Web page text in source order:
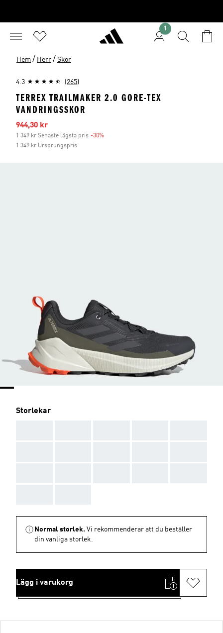
1
Hem / Herr / Skor
4.3 (265)
TERREX TRAILMAKER 2.0 GORE-TEX
VANDRINGSSKOR
Reapris
944,30 kr
1 349 kr Senaste lägsta pris -30%
1 349 kr Ursprungspris
Storlekar
Normal storlek. Vi rekommenderar att du beställer
din vanliga storlek.
Lägg i varukorg